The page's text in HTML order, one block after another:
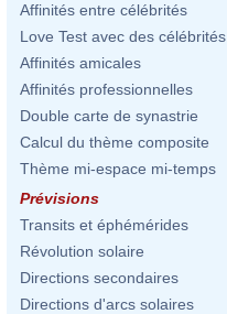
Affinités entre célébrités
Love Test avec des célébrités
Affinités amicales
Affinités professionnelles
Double carte de synastrie
Calcul du thème composite
Thème mi-espace mi-temps
Prévisions
Transits et éphémérides
Révolution solaire
Directions secondaires
Directions d'arcs solaires